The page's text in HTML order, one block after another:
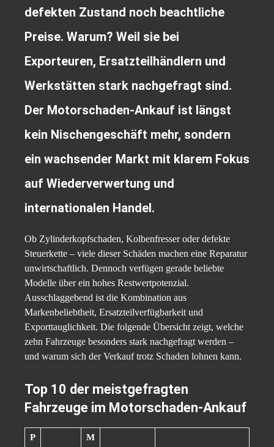
defekten Zustand noch beachtliche
Preise. Warum? Weil sie bei
Exporteuren, Ersatzteilhändlern und
Werkstätten stark nachgefragt sind.
Der Motorschaden-Ankauf ist längst
kein Nischengeschäft mehr, sondern
ein wachsender Markt mit klarem Fokus
auf Wiederverwertung und
internationalen Handel.
Ob Zylinderkopfschaden, Kolbenfresser oder defekte
Steuerkette – viele dieser Schäden machen eine Reparatur
unwirtschaftlich. Dennoch verfügen gerade beliebte
Modelle über ein hohes Restwertpotenzial.
Ausschlaggebend ist die Kombination aus
Markenbeliebtheit, Ersatzteilverfügbarkeit und
Exporttauglichkeit. Die folgende Übersicht zeigt, welche
zehn Fahrzeuge besonders stark nachgefragt werden –
und warum sich der Verkauf trotz Schaden lohnen kann.
Top 10 der meistgefragten
Fahrzeuge im Motorschaden-Ankauf
P
M